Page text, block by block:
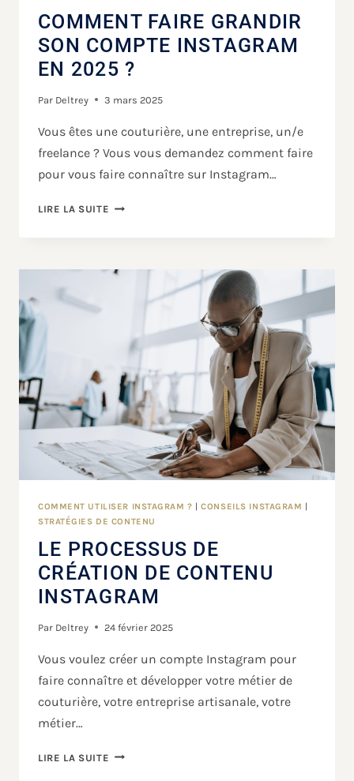
COMMENT FAIRE GRANDIR
SON COMPTE INSTAGRAM
EN 2025 ?
Par Deltrey 3 mars 2025
Vous êtes une couturière, une entreprise, un/e
freelance ? Vous vous demandez comment faire
pour vous faire connaître sur Instagram…
LIRE LA SUITE
COMMENT UTILISER INSTAGRAM ? |CONSEILS INSTAGRAM |
STRATÉGIES DE CONTENU
LE PROCESSUS DE
CRÉATION DE CONTENU
INSTAGRAM
Par Deltrey 24 février 2025
Vous voulez créer un compte Instagram pour
faire connaître et développer votre métier de
couturière, votre entreprise artisanale, votre
métier…
LIRE LA SUITE